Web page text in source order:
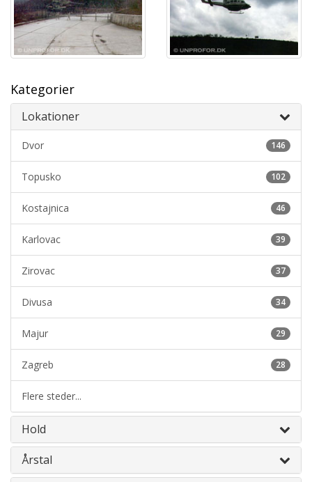
Kategorier
Lokationer
146
Dvor
102
Topusko
46
Kostajnica
39
Karlovac
37
Zirovac
34
Divusa
29
Majur
28
Zagreb
Flere steder...
Hold
Årstal